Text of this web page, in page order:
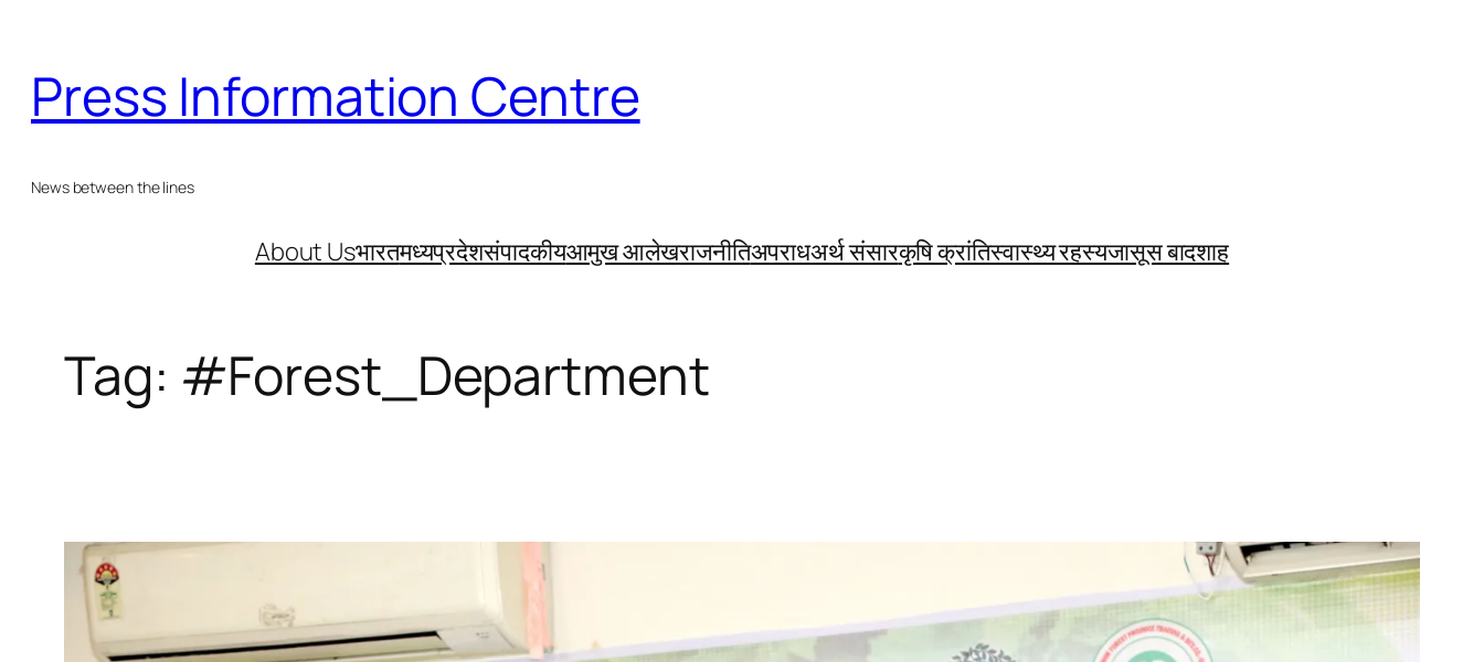
content
Press Information Centre
News between the lines
About Usभारतमध्यप्रदेशसंपादकीयआमुख आलेखराजनीतिअपराधअर्थ संसारकृषि क्रांतिस्वास्थ्य रहस्यजासूस बादशाह
Tag: #Forest_Department